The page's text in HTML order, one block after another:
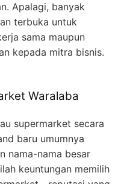
Apalagi, banyak
terbuka untuk
sama maupun
kepada mitra bisnis.
Waralaba
supermarket secara
baru umumnya
nama-nama besar
keuntungan memilih